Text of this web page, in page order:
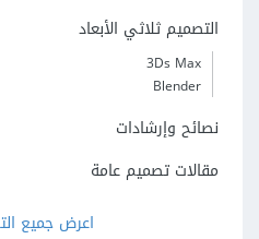
التصميم ثلاثي الأبعاد
3Ds Max
Blender
نصائح وإرشادات
مقالات تصميم عامة
اعرض جميع